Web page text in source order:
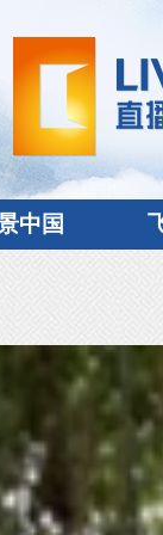
中国